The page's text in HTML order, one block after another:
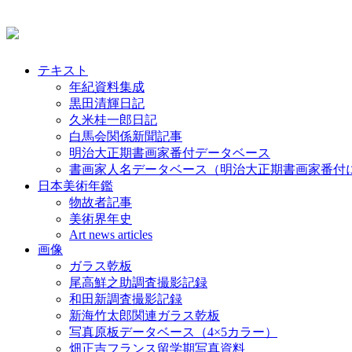
テキスト
年紀資料集成
黒田清輝日記
久米桂一郎日記
白馬会関係新聞記事
明治大正期書画家番付データベース
書画家人名データベース（明治大正期書画家番付
日本美術年鑑
物故者記事
美術界年史
Art news articles
画像
ガラス乾板
尾高鮮之助調査撮影記録
和田新調査撮影記録
新海竹太郎関連ガラス乾板
写真原板データベース（4×5カラー）
畑正吉フランス留学期写真資料